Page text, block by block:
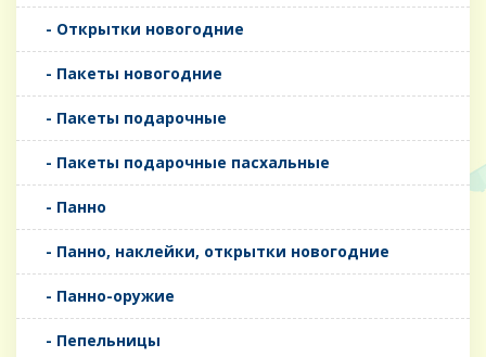
- Открытки новогодние
- Пакеты новогодние
- Пакеты подарочные
- Пакеты подарочные пасхальные
- Панно
- Панно, наклейки, открытки новогодние
- Панно-оружие
- Пепельницы